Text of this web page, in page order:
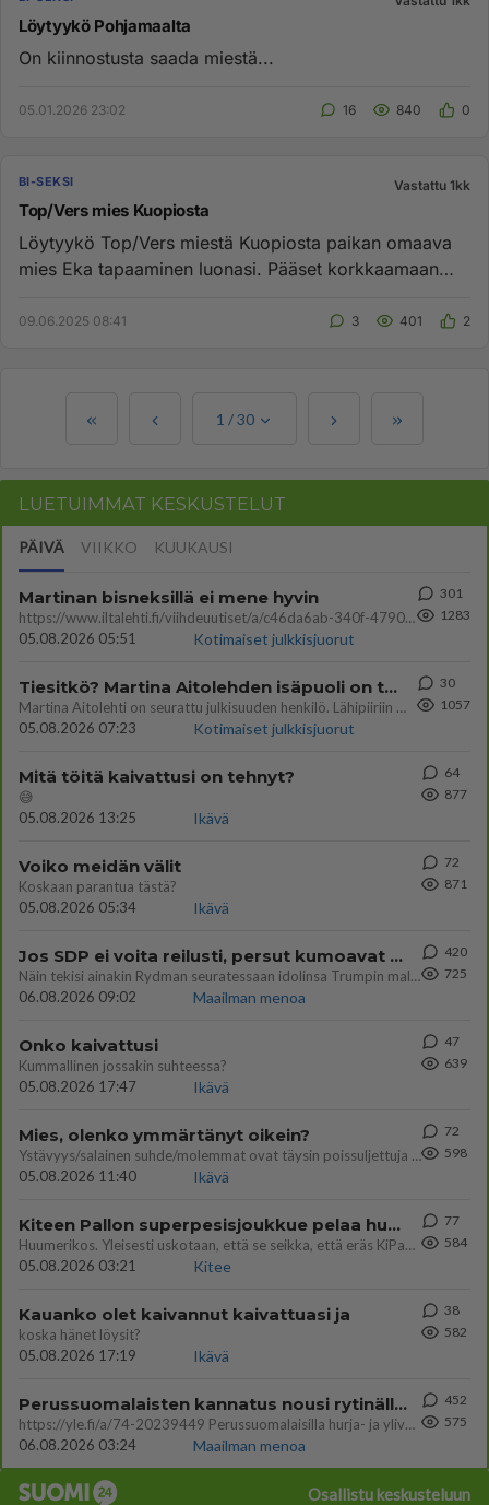
Löytyykö Pohjamaalta
On kiinnostusta saada miestä...
05.01.2026 23:02 16 840 0
BI-SEKSI Vastattu 1kk
Top/Vers mies Kuopiosta
Löytyykö Top/Vers miestä Kuopiosta paikan omaava
mies Eka tapaaminen luonasi. Pääset korkkaamaan
09.06.2025 08:41 3 401 2
1 /30
LUETUIMMAT KESKUSTELUT
PÄIVÄ VIIKKO KUUKAUSI
Martinan bisneksillä ei mene hyvin
https://www.iltalehti.fi/viihdeuutiset/a/c46da6ab-340f-4790-aaa7-0865eed2336 Yrityksen konkurssihakemus on tullut kärä
05.08.2026 05:51
Kotimaiset julkkisjuorut
301
1283
Tiesitkö? Martina Aitolehden isäpuoli on tämä suosittu laulaja
Martina Aitolehti on seurattu julkisuuden henkilö. Lähipiiriin mahtuu muitakin tunnettuja henkilöitä. Tiesitkö, että Ma
05.08.2026 07:23
Kotimaiset julkkisjuorut
30
1057
Mitä töitä kaivattusi on tehnyt?
😅
05.08.2026 13:25
Ikävä
64
877
Voiko meidän välit
Koskaan parantua tästä?
05.08.2026 05:34
Ikävä
72
871
Jos SDP ei voita reilusti, persut kumoavat demokratian Suomesta
Näin tekisi ainakin Rydman seuratessaan idolinsa Trumpin mallia https://www.is.fi/politiikka/art-2000012187244.html
06.08.2026 09:02
Maailman menoa
420
725
Onko kaivattusi
Kummallinen jossakin suhteessa?
05.08.2026 17:47
Ikävä
47
639
Mies, olenko ymmärtänyt oikein?
Ystävyys/salainen suhde/molemmat ovat täysin poissuljettuja asioita? Nainen
05.08.2026 11:40
Ikävä
72
598
Kiteen Pallon superpesisjoukkue pelaa huumeiden vaikutuksen alaisena
Huumerikos. Yleisesti uskotaan, että se seikka, että eräs KiPan pelaaja kärähtää huumeista, on vain jäävuoren huippu. M
05.08.2026 03:21
Kitee
77
584
Kauanko olet kaivannut kaivattuasi ja
koska hänet löysit?
05.08.2026 17:19
Ikävä
38
582
Perussuomalaisten kannatus nousi rytinällä Ylen tänään julkaisemassa tuoreimmassa gallup-kyselyssä.
https://yle.fi/a/74-20239449 Perussuomalaisilla hurja- ja ylivoimaisesti suurin nousu tässä uudessa Ylen gallupissa. Kyl
06.08.2026 03:24
Maailman menoa
452
575
Osallistu keskusteluun